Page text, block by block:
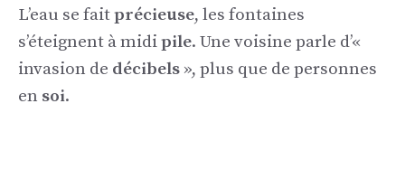
L’eau se faitprécieuse, les fontaines
s’éteignent à midipile. Une voisine parle d’«
invasion de décibels », plus que de personnes
en soi.